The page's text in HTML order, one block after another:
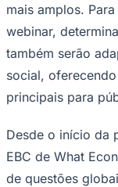
Hub de
Guia Comercial
Selo Verificado
Portal
Agenda de
Concursos
Panorama Econômico
Panorama
Para Sua Empresa
mais amplos.
webinar,
também serão
social,
principais para
Desde o início da
EBC de What
de questões